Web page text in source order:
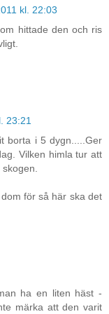
kl. 22:03
hittade den och ris
23:21
borta i 5 dygn.....Ger
Vilken himla tur att
för så här ska det
ha en liten häst -
märka att den varit